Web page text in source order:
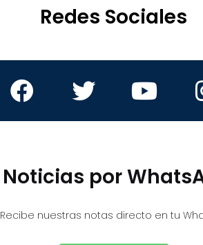
Redes Sociales
Noticias por
Recibe nuestras notas directo en tu